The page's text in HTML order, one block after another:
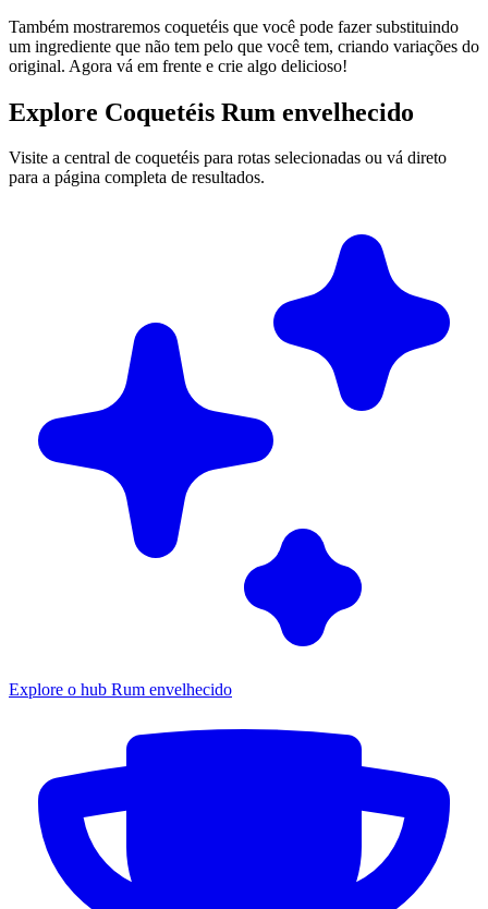
Também mostraremos coquetéis que você pode fazer substituindo
um ingrediente que não tem pelo que você tem, criando variações do
original. Agora vá em frente e crie algo delicioso!
Explore Coquetéis Rum envelhecido
Visite a central de coquetéis para rotas selecionadas ou vá direto
para a página completa de resultados.
Explore o hub Rum envelhecido